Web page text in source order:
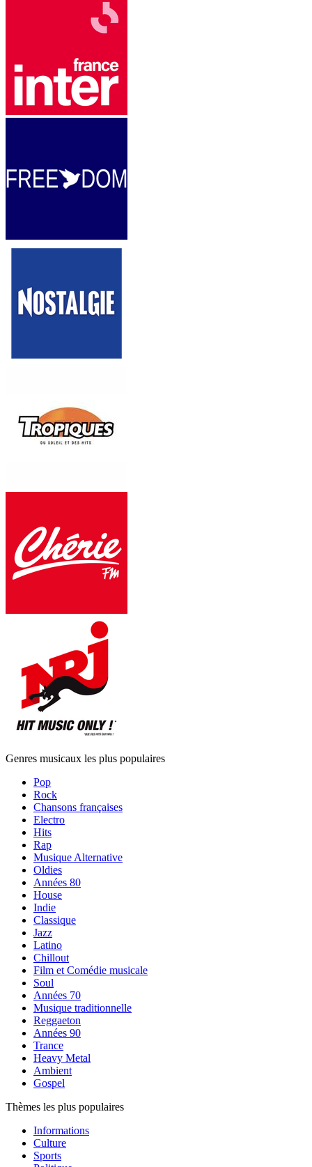
Genres musicaux les plus populaires
Pop
Rock
Chansons françaises
Electro
Hits
Rap
Musique Alternative
Oldies
Années 80
House
Indie
Classique
Jazz
Latino
Chillout
Film et Comédie musicale
Soul
Années 70
Musique traditionnelle
Reggaeton
Années 90
Trance
Heavy Metal
Ambient
Gospel
Thèmes les plus populaires
Informations
Culture
Sports